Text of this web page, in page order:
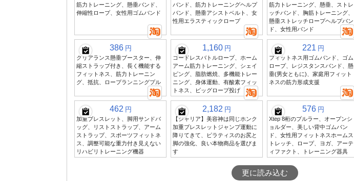
筋力トレーニング、懸垂バンド、
伸縮性ロープ、女性用ゴムバンド
バンド、筋力トレーニングヘルプ
バンド、懸垂アシストベルト、女
性用エラスティックロープ
筋力トレーニング、懸垂、ストレ
ッチバンド、胸筋トレーニング、
懸垂ストレッチロープヘルプバン
ド、女性用バンド
386 円
クリアランス懸垂ブースター、伸
縮ストラップ付き、長く機能する
フィットネス、筋力トレーニン
グ、抵抗、ロープランニングプル
1,160 円
コードレスバトルロープ、ホーム
アーム筋力トレーニング、シェイ
ピング、脂肪燃焼、多機能トレー
ニング、身体運動、有酸素フィッ
トネス、ビッグロープ投げ
221 円
フィットネス用ゴムバンド、ゴム
ロープ、レジスタンスバンド、懸
垂(男女ともに)、家庭用フィット
ネスの筋力形成支援
462 円
加重ブレスレット、脚用サンドバ
ッグ、リストストラップ、アーム
ストラップ、スポーツフィットネ
ス、調整可能な重力付き見えない
リハビリトレーニング機器
2,182 円
【ジャリア】美容神は同じホンク
加重ブレスレットジャンプ運動に
降りてきて、ピラティスのお尻と
脚の強化、良い本物商品を選びま
す
576 円
Xtep 8桁のプルラー、オープンシ
ョルダー、美しい背中ゴムバン
ド、女性用フィットネスホームス
トレッチ、ロープ、ヨガ、アーテ
ィファクト、トレーニング器具
更に読み込む